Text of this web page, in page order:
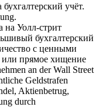
бухгалтерский учёт.
.
на Уолл-стрит
бухгалтерский
с ценными
или прямое хищение
an der Wall Street
Geldstrafen
Aktienbetrug,
durch